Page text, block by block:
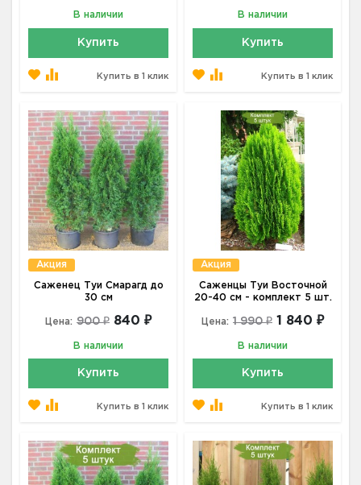
В наличии
Купить
Купить в 1 клик
В наличии
Купить
Купить в 1 клик
Акция
Саженец Туи Смарагд до
30 см
Цена: 900 ₽ 840 ₽
В наличии
Купить
Купить в 1 клик
Акция
Саженцы Туи Восточной
20-40 см - комплект 5 шт.
Цена: 1 990 ₽ 1 840 ₽
В наличии
Купить
Купить в 1 клик